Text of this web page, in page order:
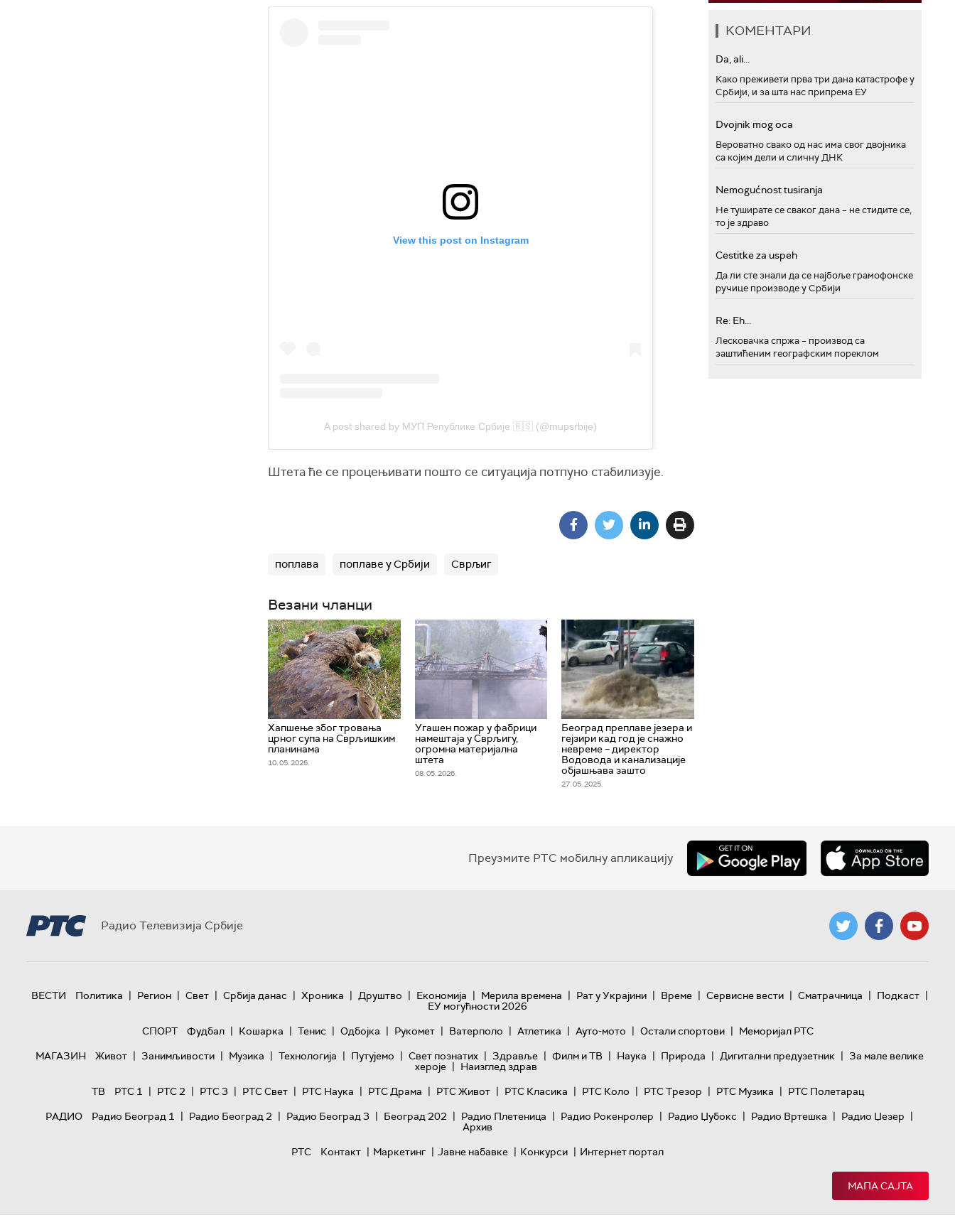
View this post on Instagram
A post shared by МУП Републике Србије 🇷🇸 (@mupsrbije)
Штета ће се процењивати пошто се ситуација потпуно стабилизује.
поплава поплаве у Србији Сврљиг
Везани чланци
Хапшење због тровања
црног супа на Сврљишким
планинама
10. 05. 2026.
Угашен пожар у фабрици
намештаја у Сврљигу,
огромна материјална
штета
08. 05. 2026.
Београд преплаве језера и
гејзири кад год је снажно
невреме – директор
Водовода и канализације
објашњава зашто
27. 05. 2025.
КОМЕНТАРИ
Da, ali...
Како преживети прва три дана катастрофе у
Србији, и за шта нас припрема ЕУ
Dvojnik mog oca
Вероватно свако од нас има свог двојника
са којим дели и сличну ДНК
Nemogućnost tusiranja
Не туширате се сваког дана – не стидите се,
то је здраво
Cestitke za uspeh
Да ли сте знали да се најбоље грамофонске
ручице производе у Србији
Re: Eh...
Лесковачка спржа – производ са
заштићеним географским пореклом
Преузмите РТС мобилну апликацију
Радио Телевизија Србије
ВЕСТИ Политика | Регион | Свет | Србија данас | Хроника | Друштво | Економија | Мерила времена | Рат у Украјини | Време | Сервисне вести | Сматрачница | Подкаст |
ЕУ могућности 2026
СПОРТ
Фудбал | Кошарка | Тенис | Одбојка | Рукомет | Ватерполо | Атлетика | Ауто-мото | Остали спортови | Меморијал РТС
МАГАЗИН
Живот | Занимљивости | Музика | Технологијa | Путујемо | Свет познатих | Здравље | Филм и ТВ | Наука | Природа | Дигитални предузетник | За мале велике
хероје | Наизглед здрав
ТВ
РТС 1 | РТС 2 | РТС 3 | РТС Свет | РТС Наука | РТС Драма | РТС Живот | РТС Класика | РТС Коло | РТС Трезор | РТС Музика | РТС Полетарац
РАДИО
Радио Београд 1 | Радио Београд 2 | Радио Београд 3 | Београд 202 | Радио Плетеница | Радио Рокенролер | Радио Џубокс | Радио Вртешка | Радио Џезер |
Архив
РТС
Контакт | Маркетинг | Јавне набавке | Конкурси | Интернет портал
МАПА САЈТА